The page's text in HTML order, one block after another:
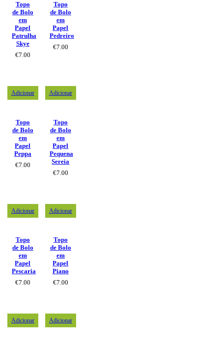
Topo
de Bolo
em
Papel
Patrulha
Skye
€7.00
Topo
de Bolo
em
Papel
Pedreiro
€7.00
Adicionar
Topo
de Bolo
em
Papel
Peppa
€7.00
Adicionar
Topo
de Bolo
em
Papel
Pequena
Sereia
€7.00
Adicionar
Topo
de Bolo
em
Papel
Pescaria
€7.00
Adicionar
Topo
de Bolo
em
Papel
Piano
€7.00
Adicionar Adicionar